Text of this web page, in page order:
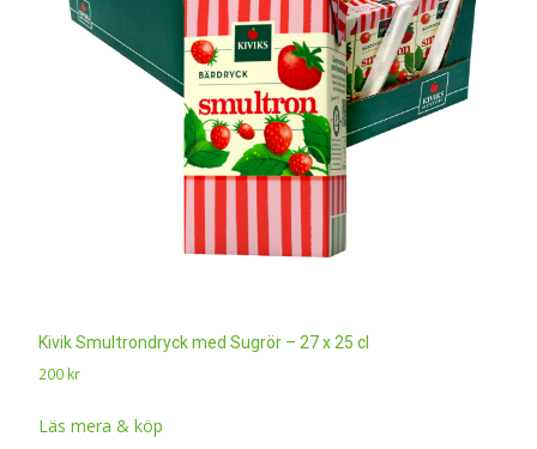
Kivik Smultrondryck med Sugrör – 27 x 25 cl
200 kr
Läs mera & köp